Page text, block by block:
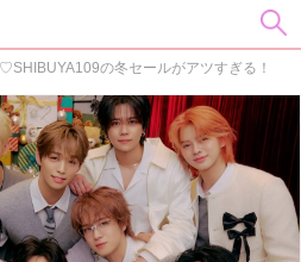
の冬セールがアツすぎる！